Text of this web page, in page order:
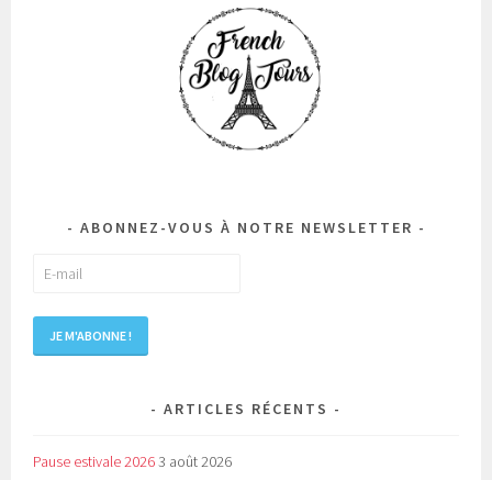
ABONNEZ-VOUS À NOTRE NEWSLETTER
ARTICLES RÉCENTS
Pause estivale 20263 août 2026